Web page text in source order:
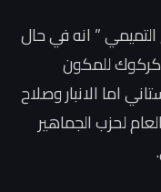
” انه في حال
كركوك للمكون
اما الانبار وصلاح
لحزب الجماهير